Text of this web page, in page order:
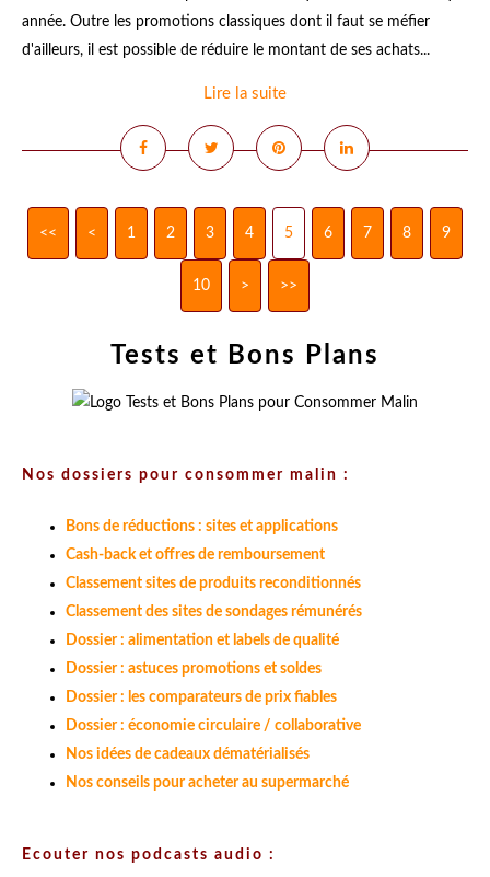
année. Outre les promotions classiques dont il faut se méfier
d'ailleurs, il est possible de réduire le montant de ses achats...
Lire la suite
<< < 1 2 3 4 5 6 7 8 9
10 > >>
Tests et Bons Plans
Nos dossiers pour consommer malin :
Bons de réductions : sites et applications
Cash-back et offres de remboursement
Classement sites de produits reconditionnés
Classement des sites de sondages rémunérés
Dossier : alimentation et labels de qualité
Dossier : astuces promotions et soldes
Dossier : les comparateurs de prix fiables
Dossier : économie circulaire / collaborative
Nos idées de cadeaux dématérialisés
Nos conseils pour acheter au supermarché
Ecouter nos podcasts audio :